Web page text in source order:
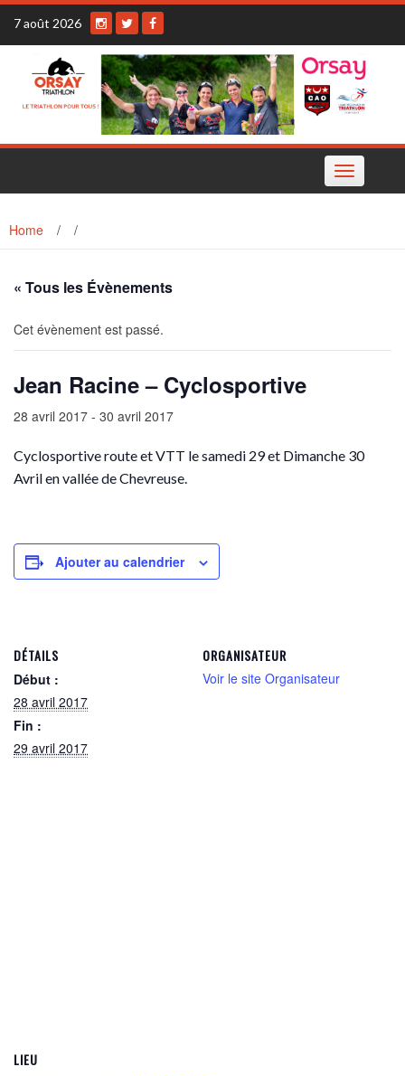
Skip
content
7 août 2026
Toggle
navigation
Home / /
« Tous les Évènements
Cet évènement est passé.
Jean Racine – Cyclosportive
28 avril 2017 - 30 avril 2017
Cyclosportive route et VTT le samedi 29 et Dimanche 30
Avril en vallée de Chevreuse.
Ajouter au calendrier
DÉTAILS
Début :
28 avril 2017
Fin :
29 avril 2017
ORGANISATEUR
Voir le site Organisateur
LIEU